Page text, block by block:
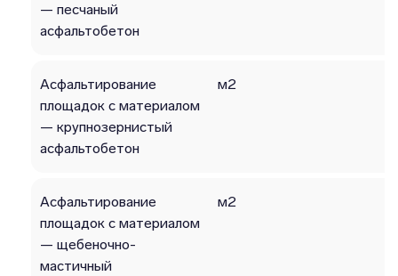
— песчаный
асфальтобетон
Асфальтирование
площадок с материалом
— крупнозернистый
асфальтобетон
м2
Асфальтирование
площадок с материалом
— щебеночно-
мастичный
м2